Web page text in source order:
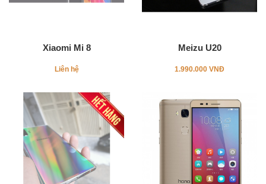
Xiaomi Mi 8
Liên hệ
Meizu U20
1.990.000 VNĐ